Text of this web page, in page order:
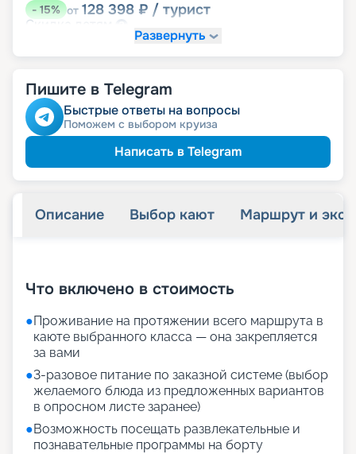
-15% от 128 398 ₽ / турист
Скидка
Скидка
пенсионерам
Скидка сотрудникам силовых
Скидкаветеранам
Скидка многодетнымсемьям
Развернуть
Пишите в Telegram
Быстрые ответы на вопросы
Поможем с выбором круиза
Написать в Telegram
Описание Выбор кают Маршрут и
Что включено в стоимость
●Проживание на протяжении всего маршрута в
каюте выбранного класса — она закрепляется
за вами
●3-разовое питание по заказной системе (выбор
желаемого блюда из предложенных вариантов
в опросном листе заранее)
●Возможность посещать развлекательные и
познавательные программы на борту